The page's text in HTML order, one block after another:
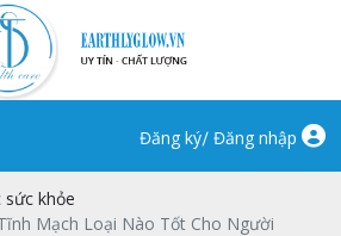
Đăng ký/ Đăng nhập
sức khỏe
Mạch Loại Nào Tốt Cho Người